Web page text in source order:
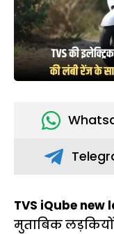
TVS iQube new
मुताबिक